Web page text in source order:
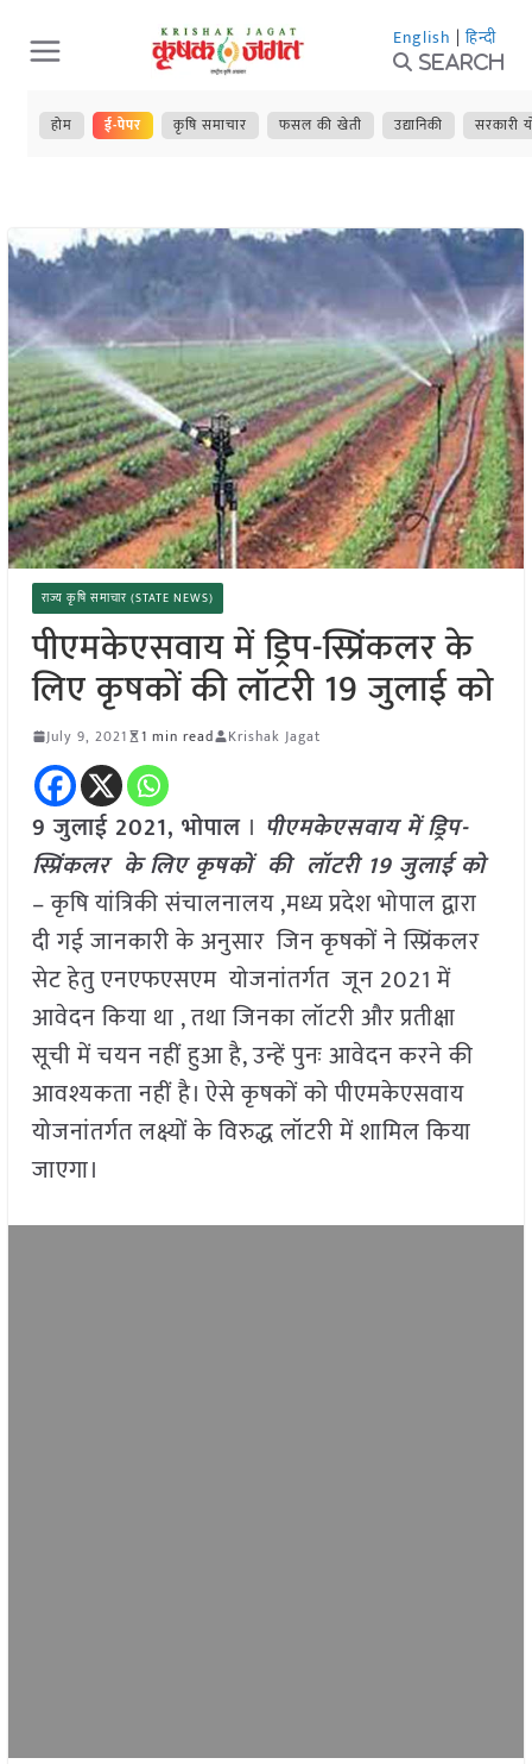
Skip
to
content
English | हिन्दी
Search
होम ई-पेपर कृषि समाचार फसल की खेती उद्यानिकी सरकारी
राज्य कृषि समाचार (STATE NEWS)
पीएमकेएसवाय में ड्रिप-स्प्रिंकलर के
लिए कृषकों की लॉटरी 19 जुलाई को
July 9, 2021 1 min read Krishak Jagat
9 जुलाई 2021, भोपाल। पीएमकेएसवाय में ड्रिप-
स्प्रिंकलर के लिए कृषकों की लॉटरी 19 जुलाई को
– कृषि यांत्रिकी संचालनालय ,मध्य प्रदेश भोपाल द्वारा
दी गई जानकारी के अनुसार जिन कृषकों ने स्प्रिंकलर
सेट हेतु एनएफएसएम योजनांतर्गत जून 2021 में
आवेदन किया था , तथा जिनका लॉटरी और प्रतीक्षा
सूची में चयन नहीं हुआ है, उन्हें पुनः आवेदन करने की
आवश्यकता नहीं है। ऐसे कृषकों को पीएमकेएसवाय
योजनांतर्गत लक्ष्यों के विरुद्ध लॉटरी में शामिल किया
जाएगा।